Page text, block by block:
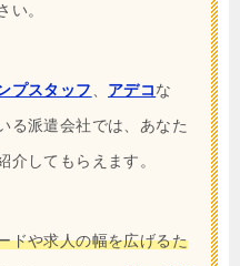
い。
プスタッフ アデコな
る派遣会社では、あなた
介してもらえます。
ドや求人の幅を広げるた